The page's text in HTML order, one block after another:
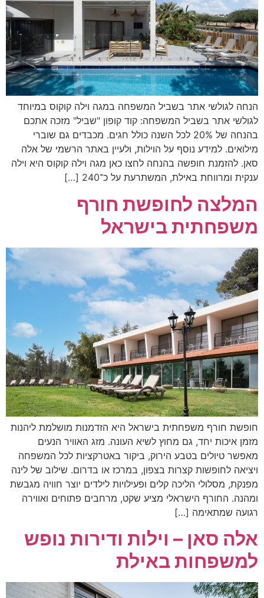
הנחה לגולשי אתר בשביל המשפחה במגה וילה קוקוס במיוחד
לגולשי אתר בשביל המשפחה: קוד קופון "שביל" מזכה אתכם
בהנחה של 20% לכל השנה כולל חגים. מכבדים גם שוברי
מילואים. למידע נוסף על הוילות, ולעיין באתר הרשמי של אלה
סאן. להזמנת חופשה בהנחה לחצו כאן מגה וילה קוקוס היא וילה
ענקית ומרווחת באילת, המשתרעת על כ־240 […]
המלצה לחופשת חורף
משפחתית בישראל
חופשת חורף משפחתית בישראל היא הזדמנות מושלמת ליהנות
מזמן איכות יחד, גם מחוץ לשיא העונה. מזג האוויר הנעים
מאפשר טיולים בטבע הירוק, ביקור באטרקציות לכל המשפחה
ויציאה לחופשות קצרות בצפון, במרכז או בדרום. שילוב של לינה
מפנקת, מסלולי הליכה קלים ופעילויות לילדים יוצר חוויה מגבשת
ומהנה. החורף הישראלי מציע שקט, מרחבים פתוחים ואווירה
רגועה שמתאימה […]
אלה סאן – וילות ודירות נופש
למשפחות באילת